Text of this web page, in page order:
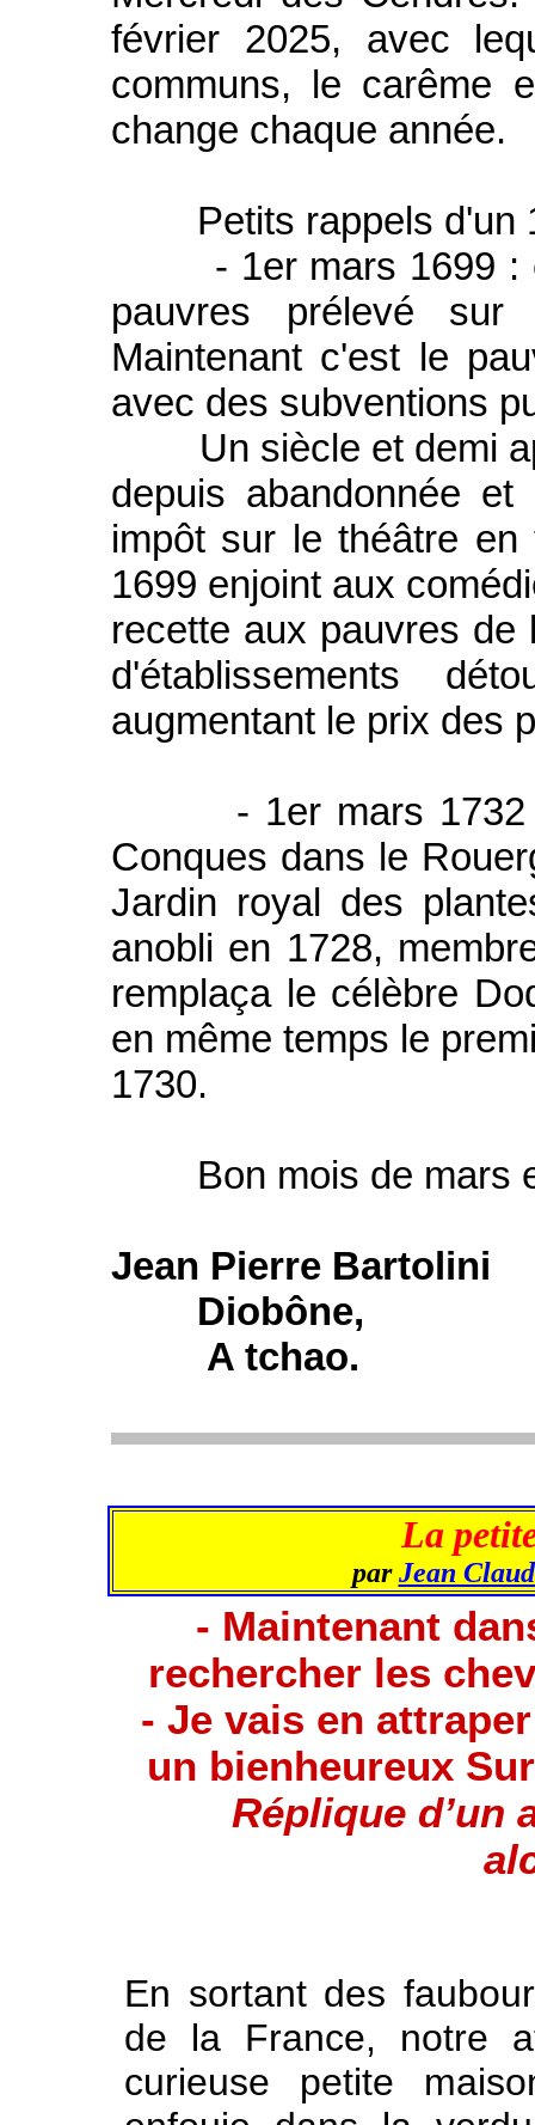
février 2025, avec
communs, le carême
change chaque année.
Petits rappels d'un
- 1er mars 1699 :
pauvres prélevé
Maintenant c'est le
avec des subventions
Un siècle et demi
depuis abandonnée
impôt sur le théâtre
1699 enjoint aux
recette aux pauvres de
d'établissements
augmentant le prix des
- 1er mars 1732 :
Conques dans le
Jardin royal des
anobli en 1728,
remplaça le célèbre
en même temps le
1730.
Bon mois de mars
Jean Pierre
Diobône,
A tchao.
La
parJean
- Maintenant
rechercher les
- Je vais en
un bienheureux
Réplique d’un
En sortant des
de la France, notre
curieuse petite